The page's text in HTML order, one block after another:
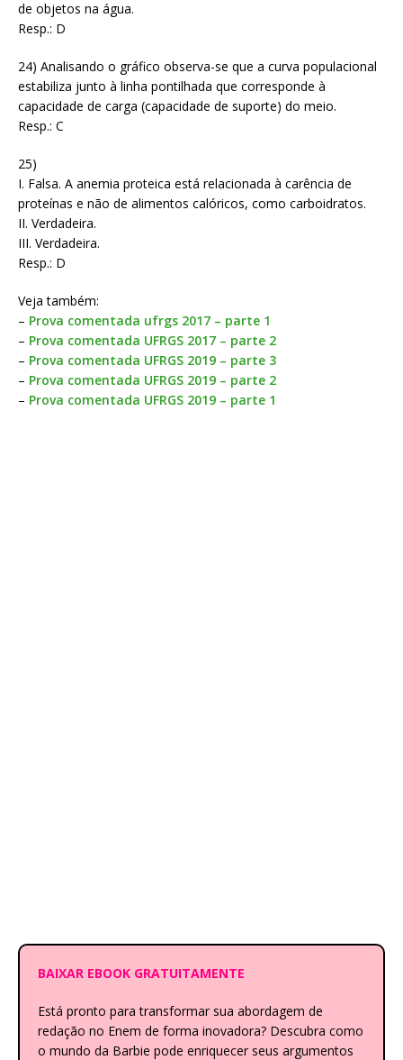
de objetos na água.
Resp.: D
24) Analisando o gráfico observa-se que a curva populacional
estabiliza junto à linha pontilhada que corresponde à
capacidade de carga (capacidade de suporte) do meio.
Resp.: C
25)
I. Falsa. A anemia proteica está relacionada à carência de
proteínas e não de alimentos calóricos, como carboidratos.
II. Verdadeira.
III. Verdadeira.
Resp.: D
Veja também:
– Prova comentada ufrgs 2017 – parte 1
– Prova comentada UFRGS 2017 – parte 2
– Prova comentada UFRGS 2019 – parte 3
– Prova comentada UFRGS 2019 – parte 2
– Prova comentada UFRGS 2019 – parte 1
BAIXAR EBOOK GRATUITAMENTE
Está pronto para transformar sua abordagem de
redação no Enem de forma inovadora? Descubra como
o mundo da Barbie pode enriquecer seus argumentos